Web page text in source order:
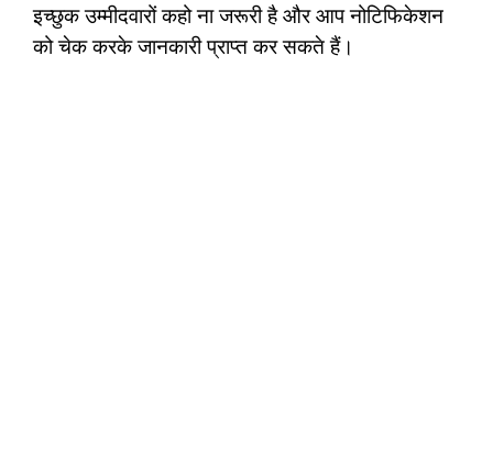
इच्छुक उम्मीदवारों कहो ना जरूरी है और आप नोटिफिकेशन
को चेक करके जानकारी प्राप्त कर सकते हैं।